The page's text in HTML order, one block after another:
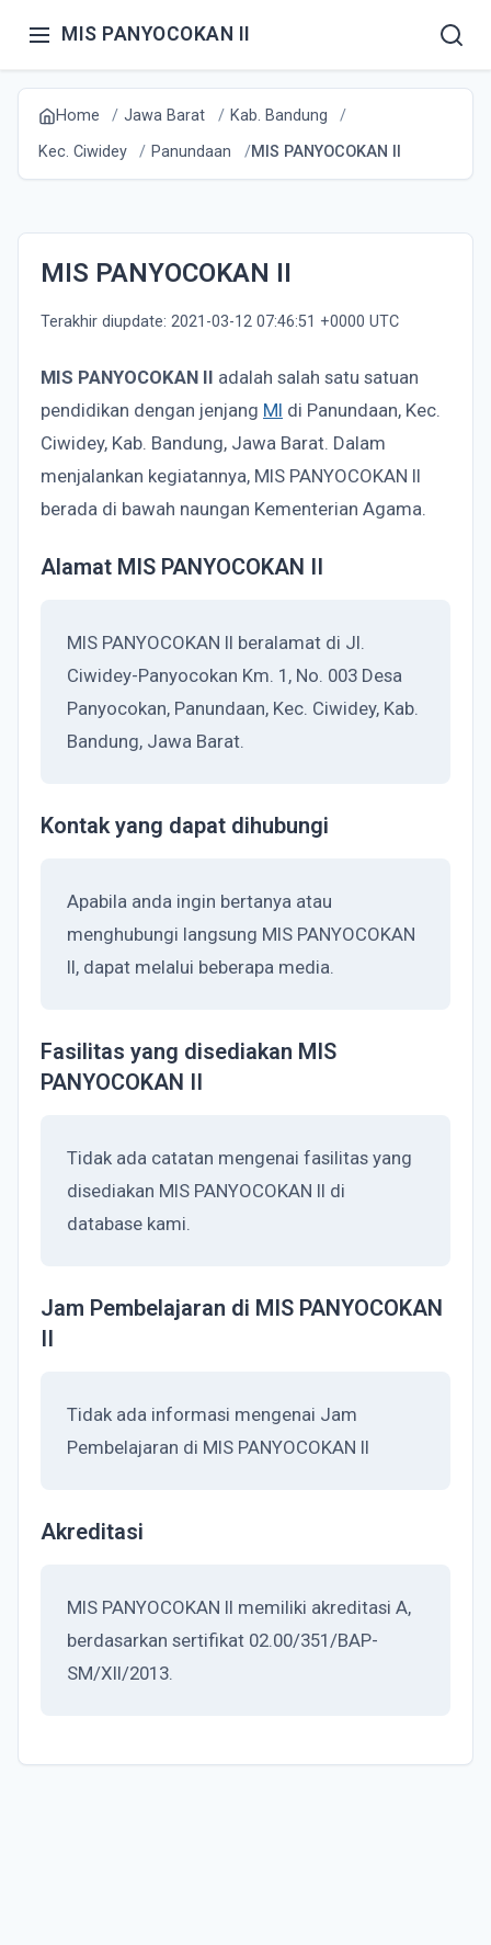
MIS PANYOCOKAN II
Home Jawa Barat
Kab. Bandung
Kec. Ciwidey
Panundaan MIS PANYOCOKAN II
MIS PANYOCOKAN II
Terakhir diupdate: 2021-03-12 07:46:51 +0000 UTC
MIS PANYOCOKAN II adalah salah satu satuan
pendidikan dengan jenjang MI di Panundaan, Kec.
Ciwidey, Kab. Bandung, Jawa Barat. Dalam
menjalankan kegiatannya, MIS PANYOCOKAN II
berada di bawah naungan Kementerian Agama.
Alamat MIS PANYOCOKAN II
MIS PANYOCOKAN II beralamat di Jl.
Ciwidey-Panyocokan Km. 1, No. 003 Desa
Panyocokan, Panundaan, Kec. Ciwidey, Kab.
Bandung, Jawa Barat.
Kontak yang dapat dihubungi
Apabila anda ingin bertanya atau
menghubungi langsung MIS PANYOCOKAN
II, dapat melalui beberapa media.
Fasilitas yang disediakan MIS
PANYOCOKAN II
Tidak ada catatan mengenai fasilitas yang
disediakan MIS PANYOCOKAN II di
database kami.
Jam Pembelajaran di MIS PANYOCOKAN
II
Tidak ada informasi mengenai Jam
Pembelajaran di MIS PANYOCOKAN II
Akreditasi
MIS PANYOCOKAN II memiliki akreditasi A,
berdasarkan sertifikat 02.00/351/BAP-
SM/XII/2013.